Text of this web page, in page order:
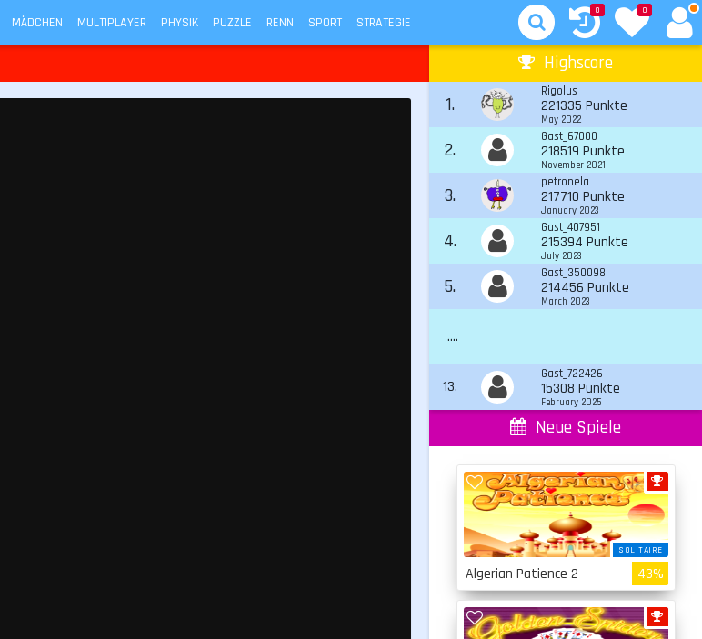
MÄDCHEN MULTIPLAYER PHYSIK PUZZLE RENN SPORT STRATEGIE
0
0
Highscore
1.
Rigolus
221335 Punkte
May 2022
2.
Gast_67000
218519 Punkte
November 2021
3.
petronela
217710 Punkte
January 2023
4.
Gast_407951
215394 Punkte
July 2023
5.
Gast_350098
214456 Punkte
March 2023
....
13.
Gast_722426
15308 Punkte
February 2025
Neue Spiele
SOLITAIRE
Algerian Patience 2 43%